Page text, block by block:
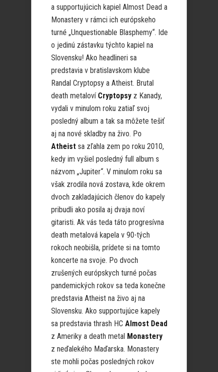
a supportujúcich kapiel Almost Dead a
Monastery v rámci ich európskeho
turné „Unquestionable Blasphemy“. Ide
o jedinú zástavku týchto kapiel na
Slovensku! Ako headlineri sa
predstavia v bratislavskom klube
Randal Cryptopsy a Atheist. Brutal
death metaloví Cryptopsy z Kanady,
vydali v minulom roku zatiaľ svoj
posledný album a tak sa môžete tešiť
aj na nové skladby na živo. Po
Atheist sa zľahla zem po roku 2010,
kedy im vyšiel posledný full album s
názvom „Jupiter“. V minulom roku sa
však zrodila nová zostava, kde okrem
dvoch zakladajúcich členov do kapely
pribudli ako posila aj dvaja noví
gitaristi. Ak vás teda táto progresívna
death metalová kapela v 90-tých
rokoch neobišla, prídete si na tomto
koncerte na svoje. Po dvoch
zrušených európskych turné počas
pandemických rokov sa teda konečne
predstavia Atheist na živo aj na
Slovensku. Ako supportujúce kapely
sa predstavia thrash HC Almost Dead
z Ameriky a death metal Monastery
z neďalekého Maďarska. Monastery
ste mohli počas posledných rokov